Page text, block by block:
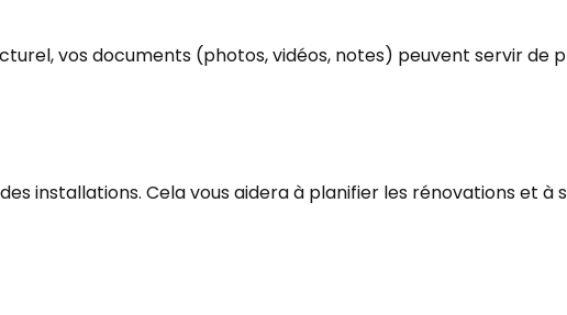
vos documents (photos, vidéos, notes) peuvent servir de
installations. Cela vous aidera à planifier les rénovations et à